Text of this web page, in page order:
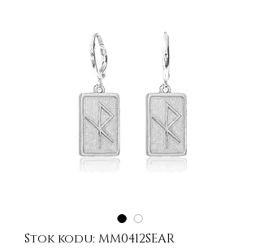
Stok kodu: MM0412SEAR